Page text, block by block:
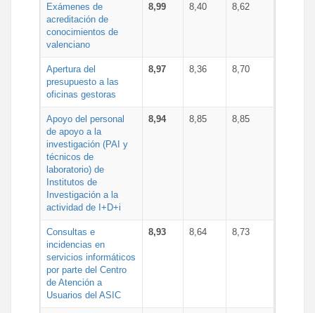
Exámenes de
acreditación de
conocimientos de
valenciano
8,99 8,40 8,62
Apertura del
presupuesto a las
oficinas gestoras
8,97 8,36 8,70
Apoyo del personal
de apoyo a la
investigación (PAI y
técnicos de
laboratorio) de
Institutos de
Investigación a la
actividad de I+D+i
8,94 8,85 8,85
Consultas e
incidencias en
servicios informáticos
por parte del Centro
de Atención a
Usuarios del ASIC
8,93 8,64 8,73